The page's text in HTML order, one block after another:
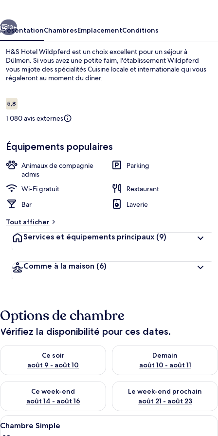
Suivant
13+
PrésentationChambresEmplacementConditions
H&S Hotel Wildpferd est un choix excellent pour un séjour à
Dülmen. Si vous avez une petite faim, l'établissement Wildpferd
vous mijote des spécialités Cuisine locale et internationale qui vous
régaleront au moment du dîner.
Avis
voyageurs
5,85,8 sur 10
1 080 avis externes
Équipements populaires
Animaux de compagnie
admis
Parking
Wi-Fi gratuit
Restaurant
Bar
Laverie
Tout afficher
Services et équipements principaux (9)
Comme à la maison (6)
Options de chambre
Vérifiez la disponibilité pour ces dates.
Ce soir
août 9 - août 10
Vérifier la disponibilité pour ce soir août 9 - août 10
Demain
août 10 - août 11
Vérifier la disponibilité pour
Ce week-end
août 14 - août 16
Vérifier la disponibilité pour ce week-end août 14 - août 16
Le week-end prochain
août 21 - août 23
Vérifier la disponibilité pour
Afficher
toutes
Un lit simple avec un matelas et des
2
Chambre Simple